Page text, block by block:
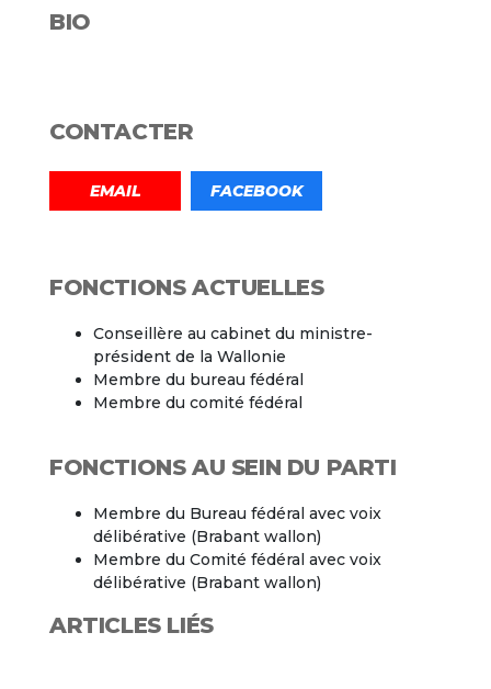
BIO
CONTACTER
EMAIL FACEBOOK
FONCTIONS ACTUELLES
Conseillère au cabinet du ministre-
président de la Wallonie
Membre du bureau fédéral
Membre du comité fédéral
FONCTIONS AU SEIN DU PARTI
Membre du Bureau fédéral avec voix
délibérative (Brabant wallon)
Membre du Comité fédéral avec voix
délibérative (Brabant wallon)
ARTICLES LIÉS